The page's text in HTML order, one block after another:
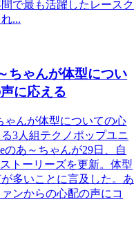
で最も活躍したレースク
...
ちゃんが体型につい
に応える
ゃんが体型についての心
3人組テクノポップユニ
のあ～ちゃんが29日、自
ストーリーズを更新。体型
多いことに言及した。あ
ンからの心配の声にコ